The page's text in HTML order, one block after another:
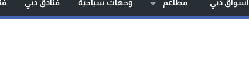
اسواق دبي مطاعم وجهات سياحية فنادق دبي